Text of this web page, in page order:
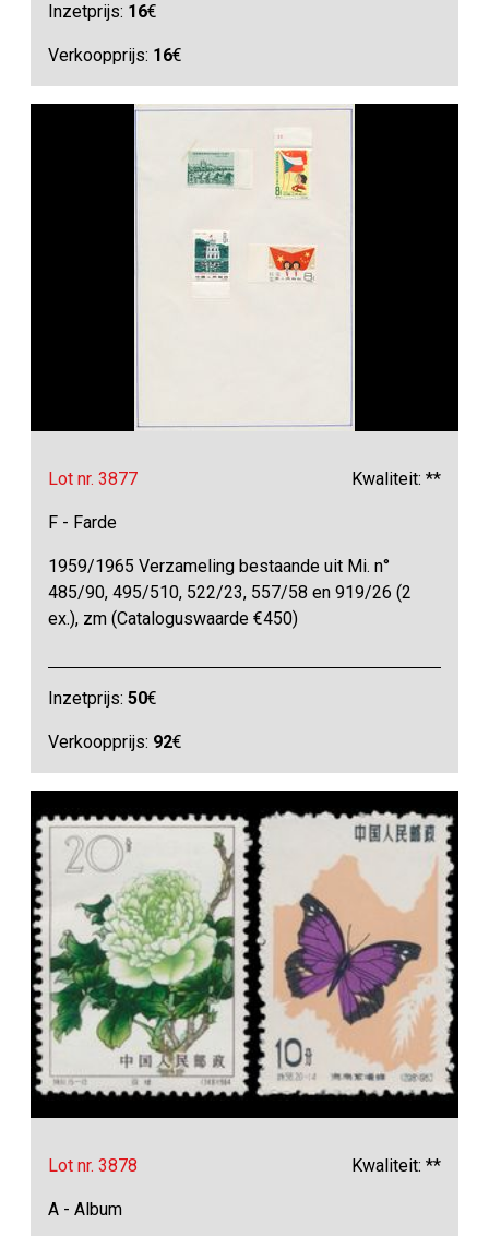
Inzetprijs: 16€
Verkoopprijs: 16€
Lot nr. 3877 Kwaliteit: **
F - Farde
1959/1965 Verzameling bestaande uit Mi. n°
485/90, 495/510, 522/23, 557/58 en 919/26 (2
ex.), zm (Cataloguswaarde €450)
Inzetprijs:50€
Verkoopprijs: 92€
Lot nr. 3878 Kwaliteit: **
A - Album